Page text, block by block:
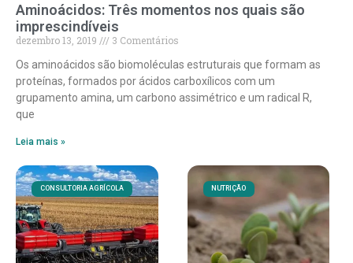
Aminoácidos: Três momentos nos quais são
imprescindíveis
dezembro 13, 2019
3 Comentários
Os aminoácidos são biomoléculas estruturais que formam as
proteínas, formados por ácidos carboxílicos com um
grupamento amina, um carbono assimétrico e um radical R,
que
Leia mais »
CONSULTORIA AGRÍCOLA NUTRIÇÃO